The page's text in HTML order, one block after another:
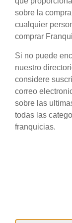
sobre la
cualquier
comprar
Si no puede
nuestro
considere
correo
sobre las
todas las
franquicias.